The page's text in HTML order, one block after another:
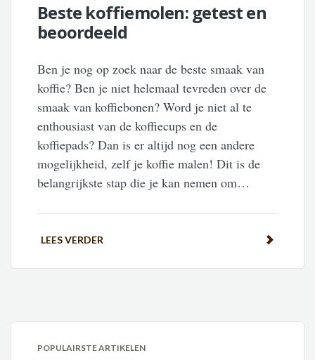
Beste koffiemolen: getest en
beoordeeld
Ben je nog op zoek naar de beste smaak van
koffie? Ben je niet helemaal tevreden over de
smaak van koffiebonen? Word je niet al te
enthousiast van de koffiecups en de
koffiepads? Dan is er altijd nog een andere
mogelijkheid, zelf je koffie malen! Dit is de
belangrijkste stap die je kan nemen om…
LEES VERDER
POPULAIRSTE ARTIKELEN